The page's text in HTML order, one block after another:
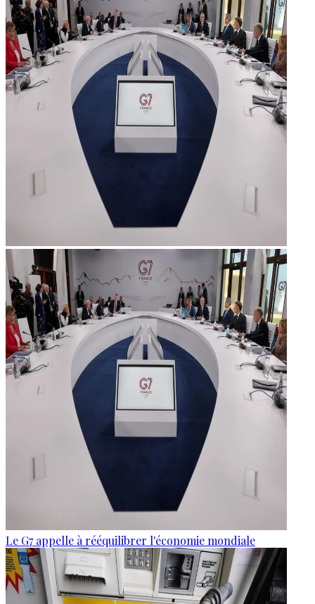
Le G7 appelle à rééquilibrer l'économie mondiale